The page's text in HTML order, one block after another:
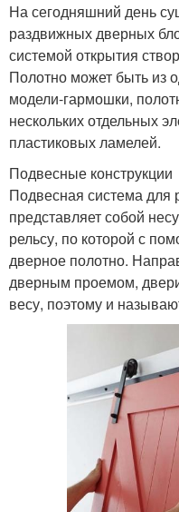
На сегодняшний день
раздвижных дверных
системой открытия
Полотно может быть из
модели-гармошки,
нескольких отдельных
пластиковых ламелей.
Подвесные конструкции
Подвесная система для
представляет собой
рельсу, по которой с
дверное полотно.
дверным проемом,
весу, поэтому и